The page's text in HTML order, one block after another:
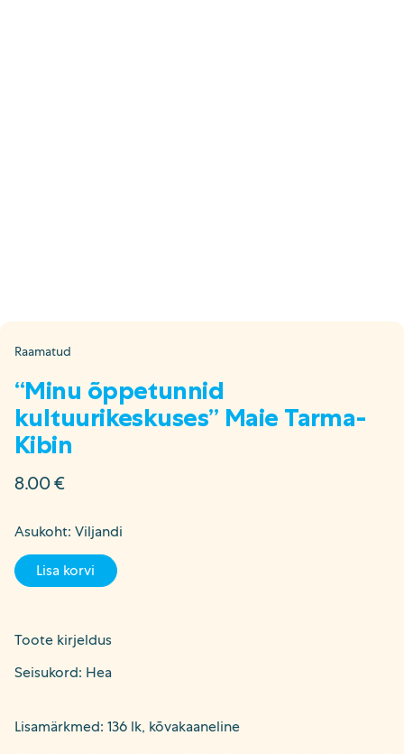
Raamatud
“Minu õppetunnid
kultuurikeskuses” Maie Tarma-
Kibin
8.00€
Asukoht: Viljandi
Lisa korvi
Toote kirjeldus
Seisukord: Hea
Lisamärkmed: 136 lk, kõvakaaneline